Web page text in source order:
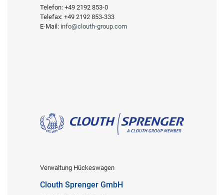
Telefon: +49 2192 853-0
Telefax: +49 2192 853-333
E-Mail: info@clouth-group.com
Verwaltung Hückeswagen
Clouth Sprenger GmbH